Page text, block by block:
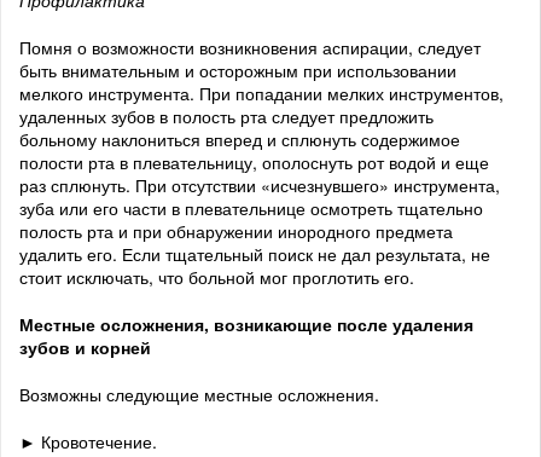
Помня о возможности возникновения аспирации, следует
быть внимательным и осторожным при использовании
мелкого инструмента. При попадании мелких инструментов,
удаленных зубов в полость рта следует предложить
больному наклониться вперед и сплюнуть содержимое
полости рта в плевательницу, ополоснуть рот водой и еще
раз сплюнуть. При отсутствии «исчезнувшего» инструмента,
зуба или его части в плевательнице осмотреть тщательно
полость рта и при обнаружении инородного предмета
удалить его. Если тщательный поиск не дал результата, не
стоит исключать, что больной мог проглотить его.
Местные осложнения, возникающие после удаления
зубов и корней
Возможны следующие местные осложнения.
► Кровотечение.